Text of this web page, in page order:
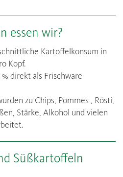
essen wir?
Kartoffelkonsum in
Kopf.
direkt als Frischware
zu Chips, Pommes , Rösti,
Stärke, Alkohol und vielen
Süßkartoffeln